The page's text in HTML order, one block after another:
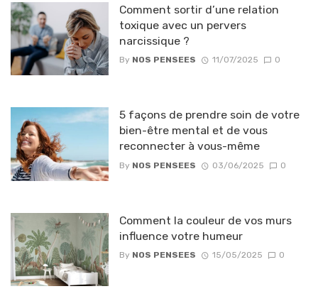
Comment sortir d’une relation
toxique avec un pervers
narcissique ?
By NOS PENSEES 11/07/2025 0
5 façons de prendre soin de votre
bien-être mental et de vous
reconnecter à vous-même
By NOS PENSEES 03/06/2025 0
Comment la couleur de vos murs
influence votre humeur
By NOS PENSEES 15/05/2025 0